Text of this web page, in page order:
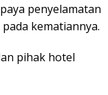
penyelamatan
kematiannya.
pihak hotel